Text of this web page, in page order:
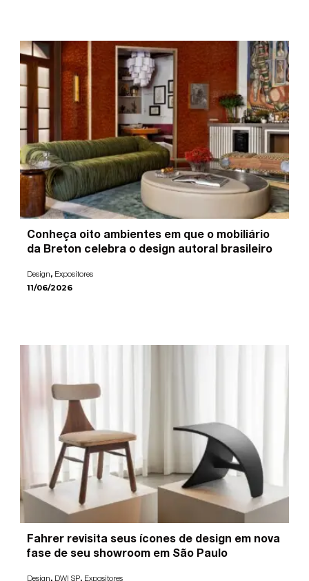
Conheça oito ambientes em que o mobiliário
da Breton celebra o design autoral brasileiro
Design, Expositores
11/06/2026
Fahrer revisita seus ícones de design em nova
fase de seu showroom em São Paulo
Design, DW! SP, Expositores